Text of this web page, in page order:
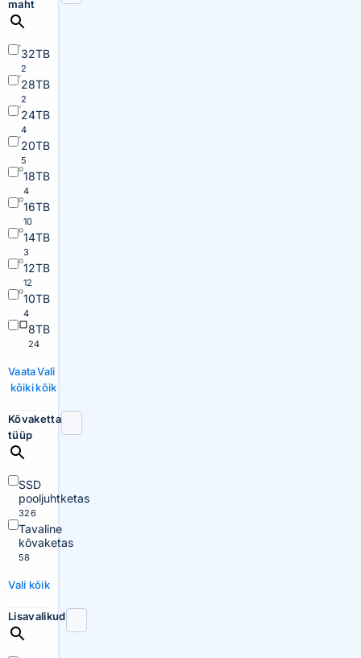
maht
32TB
2
28TB
2
24TB
4
20TB
5
18TB
4
16TB
10
14TB
3
12TB
12
10TB
4
8TB
24
Vaata
kõiki
Vali
kõik
Kõvaketta
tüüp
SSD
pooljuhtketas
326
Tavaline
kõvaketas
58
Vali kõik
Lisavalikud